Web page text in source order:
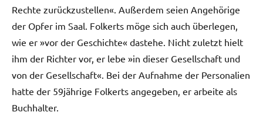
Rechte zurückzustellen«. Außerdem seien Angehörige
der Opfer im Saal. Folkerts möge sich auch überlegen,
wie er »vor der Geschichte« dastehe. Nicht zuletzt hielt
ihm der Richter vor, er lebe »in dieser Gesellschaft und
von der Gesellschaft«. Bei der Aufnahme der Personalien
hatte der 59jährige Folkerts angegeben, er arbeite als
Buchhalter.